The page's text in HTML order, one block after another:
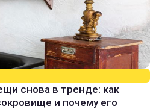
снова в тренде: как
и почему его